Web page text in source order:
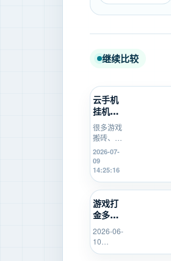
继续比较
云手机
挂机不
稳定怎
么办？
砖新
手...
很多游戏
搬砖、游
戏打金新
手在使用
云手机挂
机时，会
遇到掉
线、卡
顿、登录
异常、运
行中断等
问题。本
文从...
2026-07-
09
14:25:16
游戏打
金多开
总翻
车？先
用
2026-06-
10
16:14:49